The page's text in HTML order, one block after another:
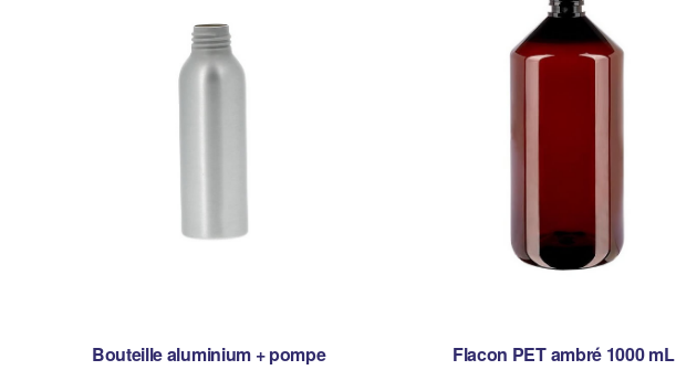
Bouteille aluminium + pompe Flacon PET ambré 1000 mL